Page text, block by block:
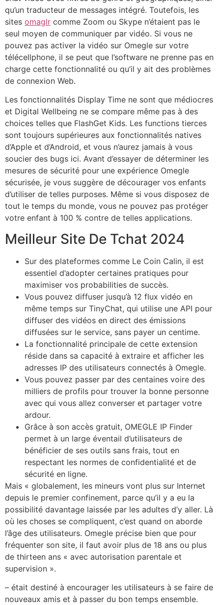
qu’un traducteur de messages intégré. Toutefois, les
sites omaglr comme Zoom ou Skype n’étaient pas le
seul moyen de communiquer par vidéo. Si vous ne
pouvez pas activer la vidéo sur Omegle sur votre
télécellphone, il se peut que l’software ne prenne pas en
charge cette fonctionnalité ou qu’il y ait des problèmes
de connexion Web.
Les fonctionnalités Display Time ne sont que médiocres
et Digital Wellbeing ne se compare même pas à des
choices telles que FlashGet Kids. Les functions tierces
sont toujours supérieures aux fonctionnalités natives
d’Apple et d’Android, et vous n’aurez jamais à vous
soucier des bugs ici. Avant d’essayer de déterminer les
mesures de sécurité pour une expérience Omegle
sécurisée, je vous suggère de décourager vos enfants
d’utiliser de telles purposes. Même si vous disposez de
tout le temps du monde, vous ne pouvez pas protéger
votre enfant à 100 % contre de telles applications.
Meilleur Site De Tchat 2024
Sur des plateformes comme Le Coin Calin, il est
essentiel d’adopter certaines pratiques pour
maximiser vos probabilities de succès.
Vous pouvez diffuser jusqu’à 12 flux vidéo en
même temps sur TinyChat, qui utilise une API pour
diffuser des vidéos en direct des émissions
diffusées sur le service, sans payer un centime.
La fonctionnalité principale de cette extension
réside dans sa capacité à extraire et afficher les
adresses IP des utilisateurs connectés à Omegle.
Vous pouvez passer par des centaines voire des
milliers de profils pour trouver la bonne personne
avec qui vous allez converser et partager votre
ardour.
Grâce à son accès gratuit, OMEGLE IP Finder
permet à un large éventail d’utilisateurs de
bénéficier de ses outils sans frais, tout en
respectant les normes de confidentialité et de
sécurité en ligne.
Mais « globalement, les mineurs vont plus sur Internet
depuis le premier confinement, parce qu’il y a eu la
possibilité davantage laissée par les adultes d’y aller. Là
où les choses se compliquent, c’est quand on aborde
l’âge des utilisateurs. Omegle précise bien que pour
fréquenter son site, il faut avoir plus de 18 ans ou plus
de thirteen ans « avec autorisation parentale et
supervision ».
– était destiné à encourager les utilisateurs à se faire de
nouveaux amis et à passer du bon temps ensemble.